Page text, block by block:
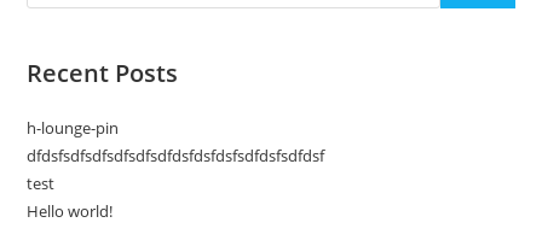
Recent Posts
h-lounge-pin
dfdsfsdfsdfsdfsdfsdfdsfdsfdsfsdfdsfsdfdsf
test
Hello world!